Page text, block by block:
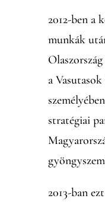
2012-ben a
munkák
a
stratégiai
2013-ban